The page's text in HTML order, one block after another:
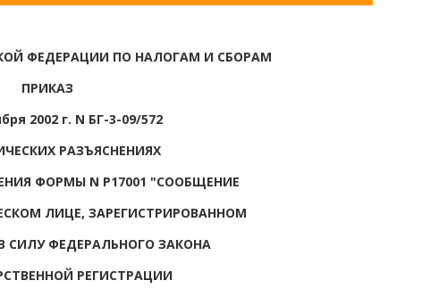
ФЕДЕРАЦИИ ПО НАЛОГАМ И СБОРАМ
ПРИКАЗ
2002 г. N БГ-3-09/572
РАЗЪЯСНЕНИЯХ
ФОРМЫ N Р17001 "СООБЩЕНИЕ
ЛИЦЕ, ЗАРЕГИСТРИРОВАННОМ
СИЛУ ФЕДЕРАЛЬНОГО ЗАКОНА
РЕГИСТРАЦИИ